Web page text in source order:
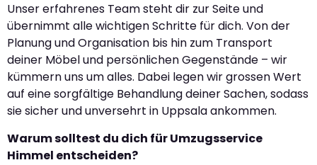
Unser erfahrenes Team steht dir zur Seite und
übernimmt alle wichtigen Schritte für dich. Von der
Planung und Organisation bis hin zum Transport
deiner Möbel und persönlichen Gegenstände – wir
kümmern uns um alles. Dabei legen wir grossen Wert
auf eine sorgfältige Behandlung deiner Sachen, sodass
sie sicher und unversehrt in Uppsala ankommen.
Warum solltest du dich für Umzugsservice
Himmel entscheiden?